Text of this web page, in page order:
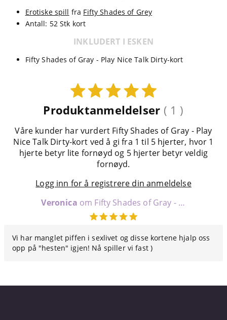
Erotiske spill fra Fifty Shades of Grey
Antall: 52 Stk kort
INKLUDERT I ESKEN
Fifty Shades of Gray - Play Nice Talk Dirty-kort
Produktanmeldelser ( 1 )
Våre kunder har vurdert Fifty Shades of Gray - Play
Nice Talk Dirty-kort ved å gi fra 1 til 5 hjerter, hvor 1
hjerte betyr lite fornøyd og 5 hjerter betyr veldig
fornøyd.
Logg inn for å registrere din anmeldelse
Veronica om Fifty Shades of Gray - Play Nice Talk Dirty-kort
Vi har manglet piffen i sexlivet og disse kortene hjalp oss
opp på "hesten" igjen! Nå spiller vi fast )